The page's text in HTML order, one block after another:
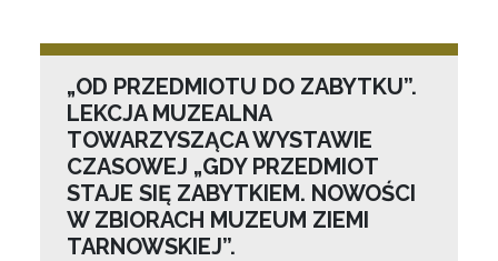
„OD PRZEDMIOTU DO ZABYTKU”.
LEKCJA MUZEALNA
TOWARZYSZĄCA WYSTAWIE
CZASOWEJ „GDY PRZEDMIOT
STAJE SIĘ ZABYTKIEM. NOWOŚCI
W ZBIORACH MUZEUM ZIEMI
TARNOWSKIEJ”.